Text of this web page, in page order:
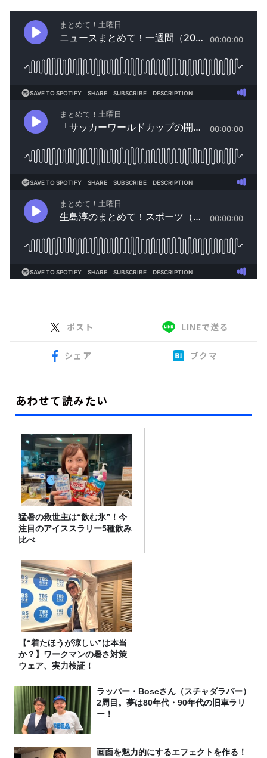
ポスト LINEで送る
シェア ブクマ
あわせて読みたい
猛暑の救世主は“飲む氷”！今
注目のアイススラリー5種飲み
比べ
【“着たほうが涼しい”は本当
か？】ワークマンの暑さ対策
ウェア、実力検証！
ラッパー・Boseさん（スチャダラパー）
2周目。夢は80年代・90年代の旧車ラリ
ー！
画面を魅力的にするエフェクトを作る！